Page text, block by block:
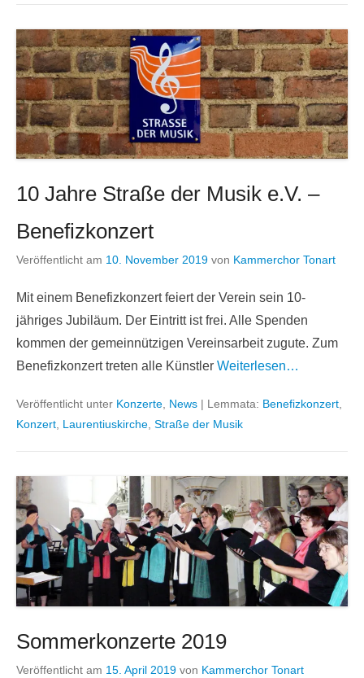
10 Jahre Straße der Musik e.V. –
Benefizkonzert
Veröffentlicht am 10. November 2019 von Kammerchor Tonart
Mit einem Benefizkonzert feiert der Verein sein 10-
jähriges Jubiläum. Der Eintritt ist frei. Alle Spenden
kommen der gemeinnützigen Vereinsarbeit zugute. Zum
Benefizkonzert treten alle Künstler Weiterlesen…
Veröffentlicht unter Konzerte, News | Lemmata: Benefizkonzert,
Konzert, Laurentiuskirche, Straße der Musik
Sommerkonzerte 2019
Veröffentlicht am 15. April 2019 von Kammerchor Tonart